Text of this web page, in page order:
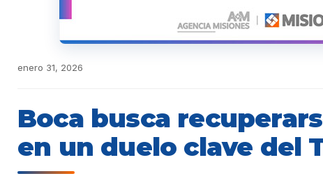
enero 31, 2026
Boca busca
en un duelo clave del